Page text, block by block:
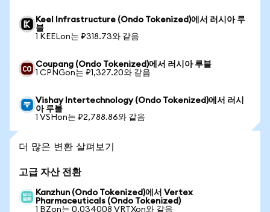
Keel Infrastructure (Ondo Tokenized)에서 러시아 루
블
1 KEELon는 ₽318.73와 같음
Coupang (Ondo Tokenized)에서 러시아 루블
1 CPNGon는 ₽1,327.20와 같음
Vishay Intertechnology (Ondo Tokenized)에서 러시
아 루블
1 VSHon는 ₽2,788.86와 같음
더 많은 변환 살펴보기
고급 자산 전환
Kanzhun (Ondo Tokenized)에서 Vertex
Pharmaceuticals (Ondo Tokenized)
1 BZon는 0.034008 VRTXon와 같음